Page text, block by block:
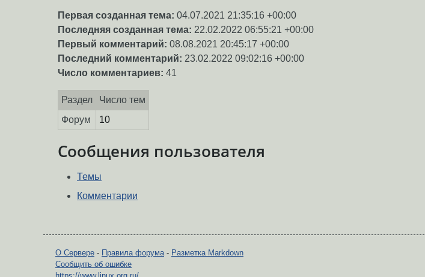
Первая созданная тема: 04.07.2021 21:35:16 +00:00
Последняя созданная тема: 22.02.2022 06:55:21 +00:00
Первый комментарий: 08.08.2021 20:45:17 +00:00
Последний комментарий: 23.02.2022 09:02:16 +00:00
Число комментариев: 41
Раздел
Число тем
Форум
10
Сообщения пользователя
Темы
Комментарии
О Сервере - Правила форума- Разметка Markdown
Сообщить об ошибке